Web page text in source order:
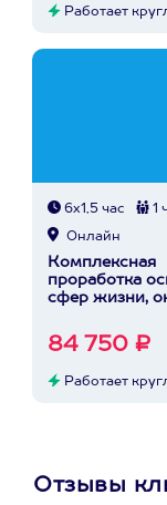
Работает
6х1,5 час 1
Онлайн
Комплексная
проработка
сфер жизни,
84 750 ₽
Работает
Отзывы